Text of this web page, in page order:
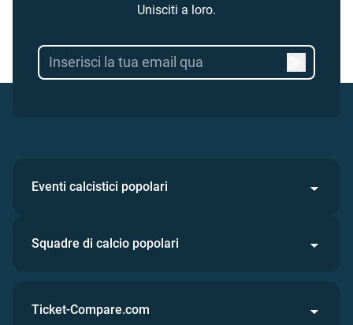
Unisciti a loro.
Eventi calcistici popolari
Squadre di calcio popolari
Ticket-Compare.com